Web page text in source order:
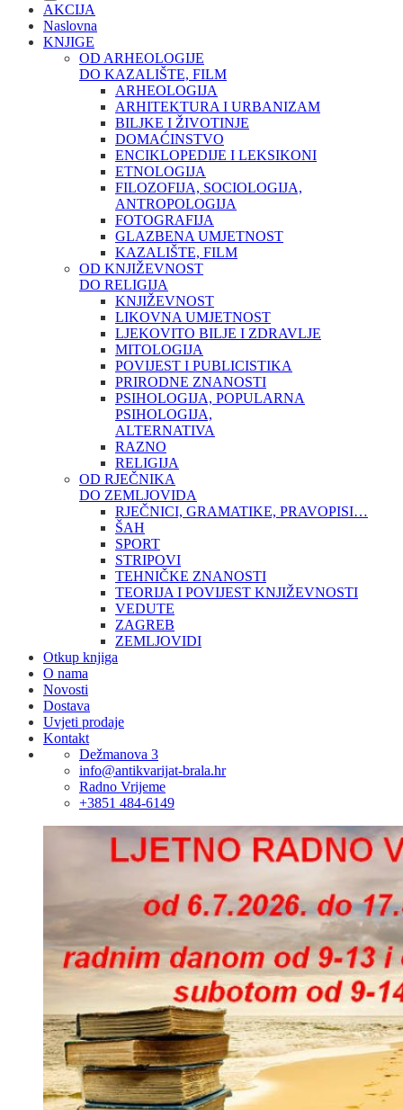
AKCIJA
Naslovna
KNJIGE
OD ARHEOLOGIJE
DO KAZALIŠTE, FILM
ARHEOLOGIJA
ARHITEKTURA I URBANIZAM
BILJKE I ŽIVOTINJE
DOMAĆINSTVO
ENCIKLOPEDIJE I LEKSIKONI
ETNOLOGIJA
FILOZOFIJA, SOCIOLOGIJA,
ANTROPOLOGIJA
FOTOGRAFIJA
GLAZBENA UMJETNOST
KAZALIŠTE, FILM
OD KNJIŽEVNOST
DO RELIGIJA
KNJIŽEVNOST
LIKOVNA UMJETNOST
LJEKOVITO BILJE I ZDRAVLJE
MITOLOGIJA
POVIJEST I PUBLICISTIKA
PRIRODNE ZNANOSTI
PSIHOLOGIJA, POPULARNA
PSIHOLOGIJA,
ALTERNATIVA
RAZNO
RELIGIJA
OD RJEČNIKA
DO ZEMLJOVIDA
RJEČNICI, GRAMATIKE, PRAVOPISI…
ŠAH
SPORT
STRIPOVI
TEHNIČKE ZNANOSTI
TEORIJA I POVIJEST KNJIŽEVNOSTI
VEDUTE
ZAGREB
ZEMLJOVIDI
Otkup knjiga
O nama
Novosti
Dostava
Uvjeti prodaje
Kontakt
Dežmanova 3
info@antikvarijat-brala.hr
Radno Vrijeme
+3851 484-6149